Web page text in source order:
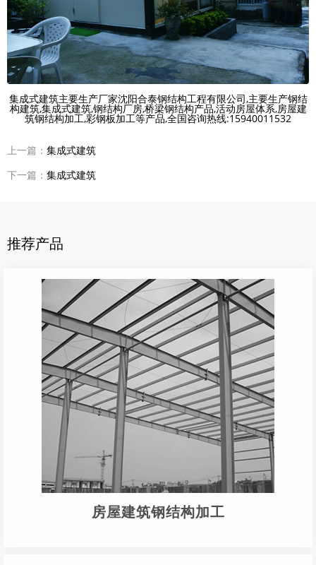
集成式建筑主要生产厂家沈阳合泰钢结构工程有限公司,主要生产钢结
构建筑,集成式建筑,钢结构厂房,桥梁钢结构产品,活动房屋体系,房屋建
筑钢结构加工,彩钢板加工等产品,全国咨询热线:15940011532
上一篇： 集成式建筑
下一篇： 集成式建筑
推荐产品
房屋建筑钢结构加工